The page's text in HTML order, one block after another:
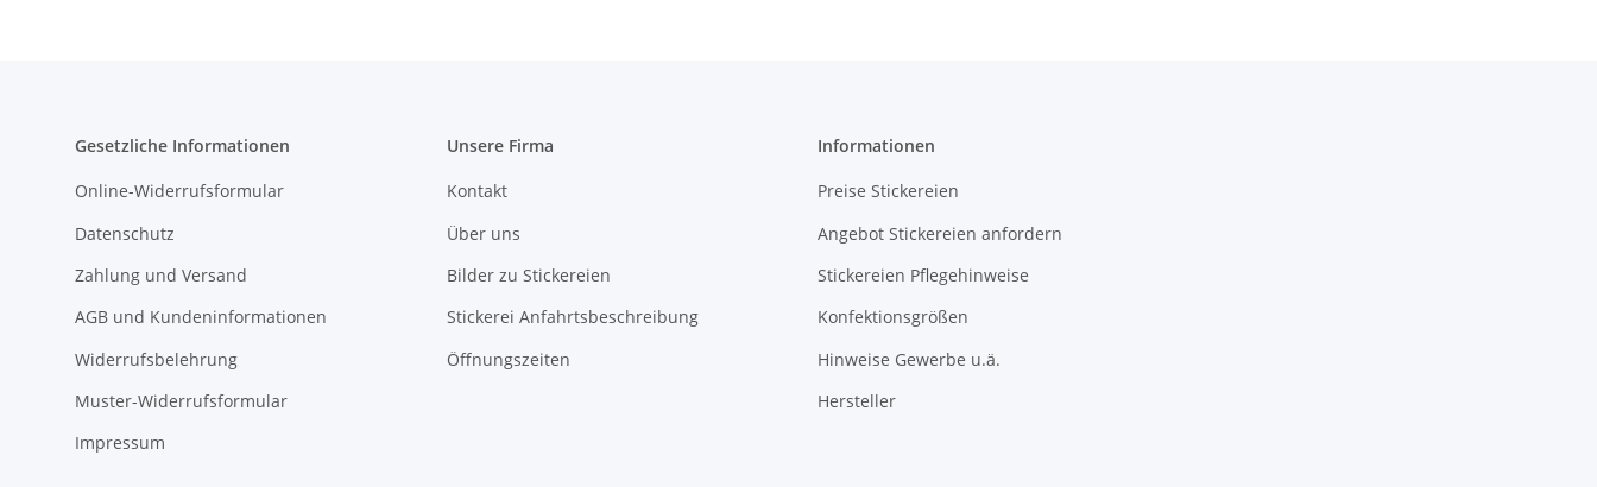
Gesetzliche Informationen
Online-Widerrufsformular
Datenschutz
Zahlung und Versand
AGB und Kundeninformationen
Widerrufsbelehrung
Muster-Widerrufsformular
Impressum
Unsere Firma
Kontakt
Über uns
Bilder zu Stickereien
Stickerei Anfahrtsbeschreibung
Öffnungszeiten
Informationen
Preise Stickereien
Angebot Stickereien anfordern
Stickereien Pflegehinweise
Konfektionsgrößen
Hinweise Gewerbe u.ä.
Hersteller